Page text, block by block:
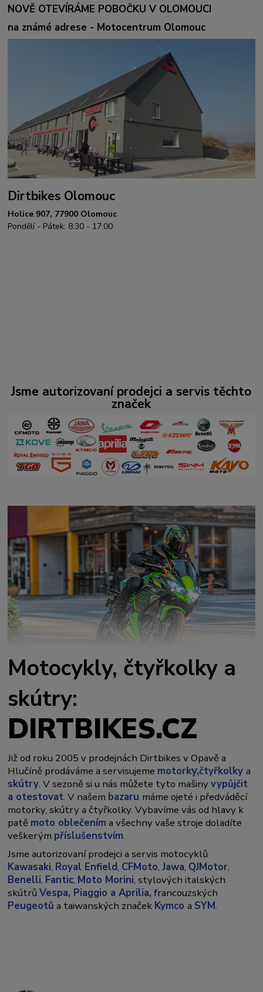
NOVĚ OTEVÍRÁME POBOČKU V OLOMOUCI
na známé adrese - Motocentrum Olomouc
Dirtbikes Olomouc
Holice 907, 77900 Olomouc
Pondělí - Pátek: 8:30 - 17:00
Jsme autorizovaní prodejci a servis těchto
značek
Motocykly, čtyřkolky a
skútry:
DIRTBIKES.CZ
Již od roku 2005 v prodejnách Dirtbikes v Opavě a
Hlučíně prodáváme a servisujeme motorky,čtyřkolkya
skútry. V sezoně si u nás můžete tyto mašinyvypůjčit
a otestovat. V našem bazaru máme ojeté i předváděcí
motorky, skútry a čtyřkolky. Vybavíme vás od hlavy k
patě moto oblečením a všechny vaše stroje doladíte
veškerým příslušenstvím.
Jsme autorizovaní prodejci a servis motocyklů
Kawasaki, Royal Enfield, CFMoto,Jawa, QJMotor,
Benelli, Fantic, Moto Morini, stylových italských
skútrůVespa, Piaggio a Aprilia, francouzských
Peugeotů a taiwanských značek Kymcoa SYM.